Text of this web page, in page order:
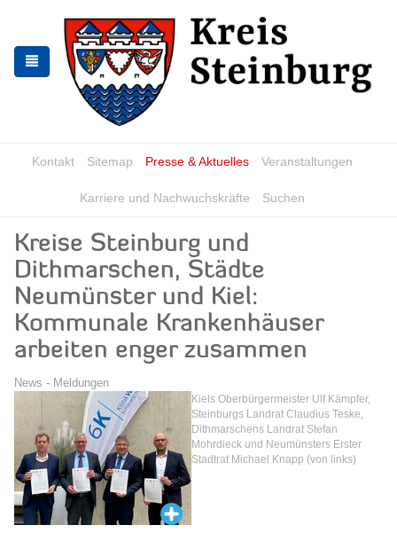
springen
springen
Kontakt Sitemap Presse & Aktuelles Veranstaltungen
Karriere und Nachwuchskräfte Suchen
Kreise Steinburg und
Dithmarschen, Städte
Neumünster und Kiel:
Kommunale Krankenhäuser
arbeiten enger zusammen
News - Meldungen
Kiels Oberbürgermeister Ulf Kämpfer,
Steinburgs Landrat Claudius Teske,
Dithmarschens Landrat Stefan
Mohrdieck und Neumünsters Erster
Stadtrat Michael Knapp (von links)